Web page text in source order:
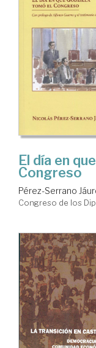
El día en
Congreso
Pérez-Serrano
Congreso de los